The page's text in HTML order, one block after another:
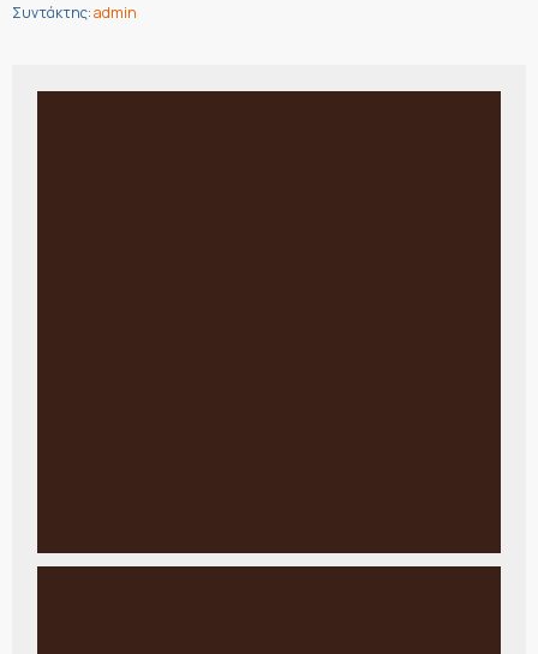
Συντάκτης:admin